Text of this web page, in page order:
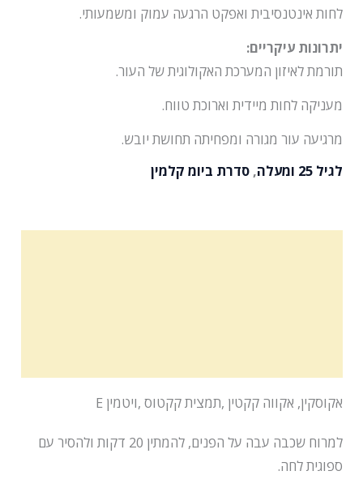
לחות אינטנסיבית ואפקט הרגעה עמוק ומשמעותי.
יתרונות עיקריים:
תורמת לאיזון המערכת האקולוגית של העור.
מעניקה לחות מיידית וארוכת טווח.
מרגיעה עור מגורה ומפחיתה תחושת יובש.
לגיל 25 ומעלה
,סדרת ביומ קלמין
אקוסקין, אקווה קקטין ,תמצית קקטוס ,ויטמין E
למרוח שכבה עבה על הפנים, להמתין 20 דקות ולהסיר עם
ספוגית לחה.